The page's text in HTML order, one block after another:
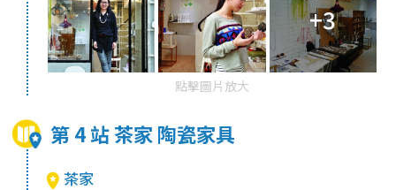
+3
點擊圖片放大
第 4 站 茶家 陶瓷家具
茶家